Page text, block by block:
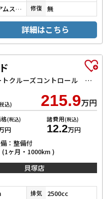
プレミアムスパークルブラックパール 修復 無
詳細はこちら
アスリートS ナビ TV ETC オートクルーズコントロール アルミホイール オートライト HID CVT シートヒーター スマートキー アイドリングストップ 電動格納ミラー
込) 215.9万円
(税込)
円
諸費用(税込)
12.2万円
：整備付
(1ヶ月・1000km )
貝塚店
排気 2500cc